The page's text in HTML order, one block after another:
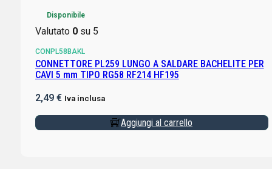
Disponibile
Valutato 0su 5
CONPL58BAKL
CONNETTORE PL259 LUNGO A SALDARE BACHELITE PER
CAVI 5 mm TIPO RG58 RF214 HF195
2,49 € Iva inclusa
Aggiungi al carrello